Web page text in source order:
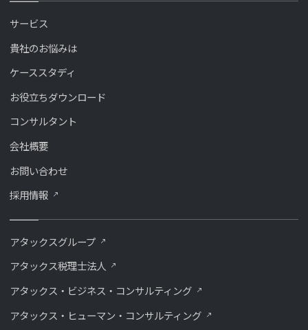
サービス
貴社のお悩みは
ケーススタディ
お役立ちダウンロード
コンサルタント
会社概要
お問い合わせ
採用情報
アタックスグループ
アタックス税理士法人
アタックス・ビジネス・コンサルティング
アタックス・ヒューマン・コンサルティング